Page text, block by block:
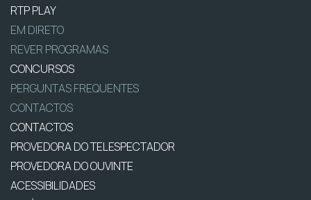
RTP PLAY
EM DIRETO
REVER PROGRAMAS
CONCURSOS
PERGUNTAS FREQUENTES
CONTACTOS
CONTACTOS
PROVEDORA DO TELESPECTADOR
PROVEDORA DO OUVINTE
ACESSIBILIDADES